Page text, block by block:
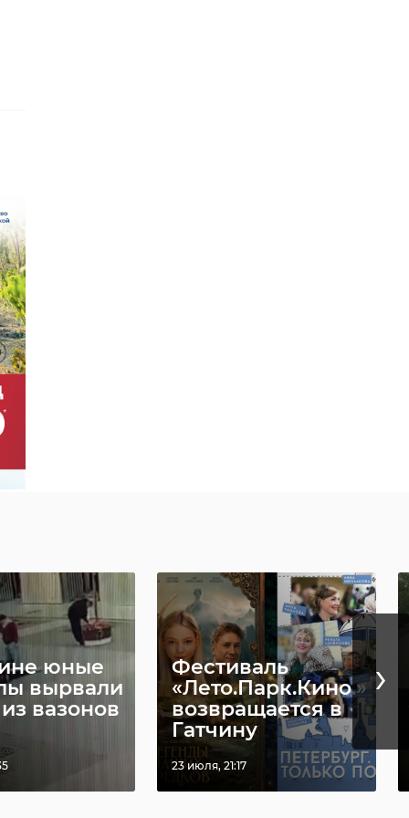
юные
вырвали
вазонов
Фестиваль
«Лето.Парк.Кино.»
возвращается в
Гатчину
23 июля, 21:17
›